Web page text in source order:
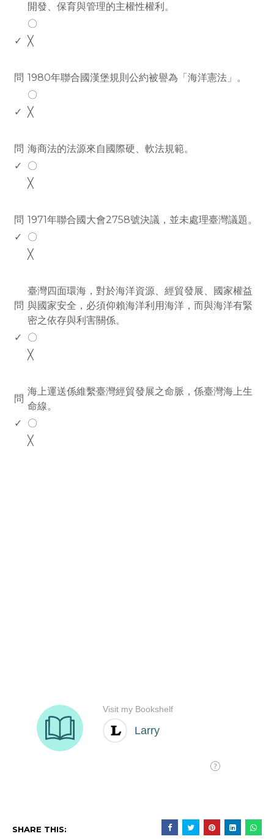
開發、保育與管理的主權性權利。
〇
✓ ╳
問 1980年聯合國漢堡規則公約被譽為「海洋憲法」。
〇
✓ ╳
問 海商法的法源來自國際硬、軟法規範。
✓
〇
╳
問 1971年聯合國大會2758號決議，並未處理臺灣議題。
✓
〇
╳
問
臺灣四面環海，對於海洋資源、經貿發展、國家權益
與國家安全，必須仰賴海洋利用海洋，而與海洋有緊
密之依存與利害關係。
✓
〇
╳
問
海上運送係維繫臺灣經貿發展之命脈，係臺灣海上生
命線。
✓
〇
╳
SHARE THIS: